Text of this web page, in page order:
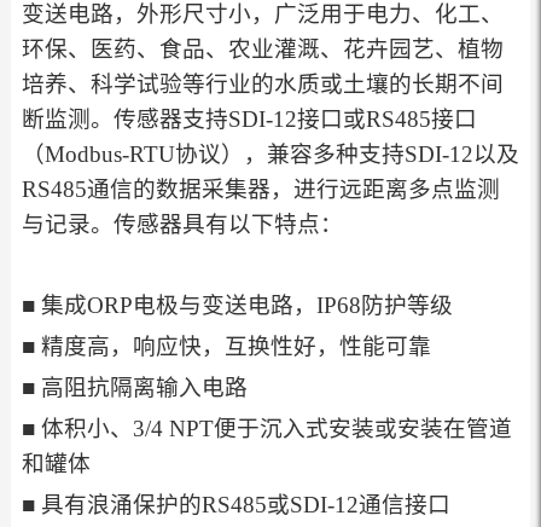
变送电路，外形尺寸小，广泛用于电力、化工、
环保、医药、食品、农业灌溉、花卉园艺、植物
培养、科学试验等行业的水质或土壤的长期不间
断监测。 传感器支持SDI-12接口或RS485接口
（Modbus-RTU协议），兼容多种支持SDI-12以及
RS485通信的数据采集器，进行远距离多点监测
与记录。传感器具有以下特点：
■ 集成ORP电极与变送电路，IP68防护等级
■ 精度高，响应快，互换性好，性能可靠
■ 高阻抗隔离输入电路
■ 体积小、3/4 NPT便于沉入式安装或安装在管道
和罐体
■ 具有浪涌保护的RS485或SDI-12通信接口